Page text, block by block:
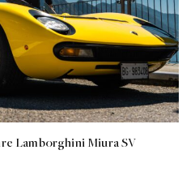
Lamborghini Miura SV